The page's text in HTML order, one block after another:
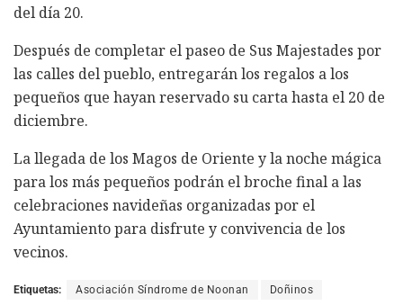
del día 20.
Después de completar el paseo de Sus Majestades por
las calles del pueblo, entregarán los regalos a los
pequeños que hayan reservado su carta hasta el 20 de
diciembre.
La llegada de los Magos de Oriente y la noche mágica
para los más pequeños podrán el broche final a las
celebraciones navideñas organizadas por el
Ayuntamiento para disfrute y convivencia de los
vecinos.
Etiquetas: Asociación Síndrome de Noonan Doñinos